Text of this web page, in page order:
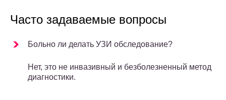
Часто задаваемые вопросы
Больно ли делать УЗИ обследование?
Нет, это не инвазивный и безболезненный метод
диагностики.